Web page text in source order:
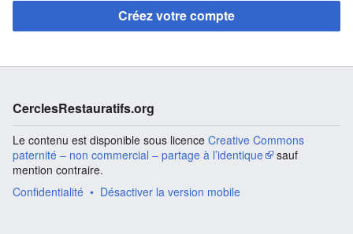
Créez votre compte
CerclesRestauratifs.org
Le contenu est disponible sous licence Creative Commons
paternité – non commercial – partage à l’identique
sauf
mention contraire.
Confidentialité
Désactiver la version mobile